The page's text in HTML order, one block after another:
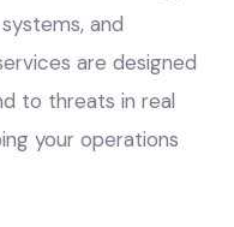
and
are designed
to threats in real
your operations